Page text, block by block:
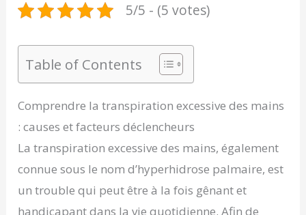
5/5 - (5 votes)
Table of Contents
Comprendre la transpiration excessive des mains
: causes et facteurs déclencheurs
La transpiration excessive des mains, également
connue sous le nom d’hyperhidrose palmaire, est
un trouble qui peut être à la fois gênant et
handicapant dans la vie quotidienne. Afin de